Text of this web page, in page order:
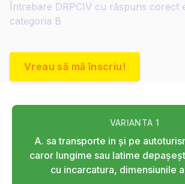
Întrebare DRPCIV cu răspuns corect
categoria B
Vreau să mă înscriu!
VARIANTA 1
A. sa transporte in şi pe
caror lungime sau latime
cu incarcatura, dimensiunile